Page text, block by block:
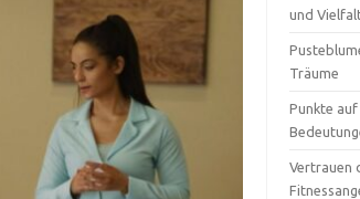
und
Träume
Punkte
Vertrauen